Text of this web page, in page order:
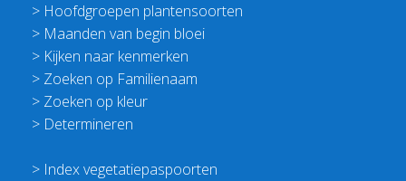
> Hoofdgroepen plantensoorten
> Maanden van begin bloei
> Kijken naar kenmerken
> Zoeken op Familienaam
> Zoeken op kleur
> Determineren
> Index vegetatiepaspoorten